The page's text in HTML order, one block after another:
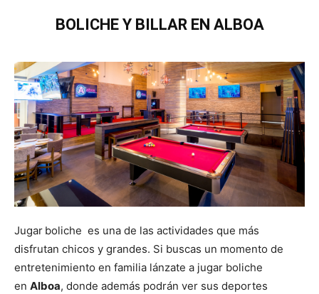
BOLICHE Y BILLAR EN ALBOA
Jugar boliche es una de las actividades que más
disfrutan chicos y grandes. Si buscas un momento de
entretenimiento en familia lánzate a jugar boliche
en Alboa, donde además podrán ver sus deportes